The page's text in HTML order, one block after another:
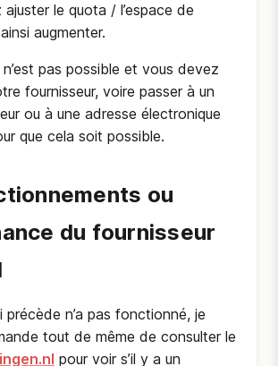
le quota / l’espace de
augmenter.
pas possible et vous devez
fournisseur, voire passer à un
ou à une adresse électronique
que cela soit possible.
ou
du fournisseur
précède n’a pas fonctionné, je
tout de même de consulter le
pour voir s’il y a un